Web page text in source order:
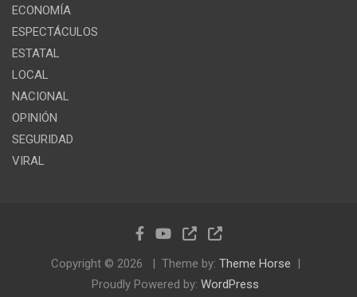
ECONOMÍA
ESPECTÁCULOS
ESTATAL
LOCAL
NACIONAL
OPINIÓN
SEGURIDAD
VIRAL
Copyright © 2026 Theme by: Theme Horse
Proudly Powered by: WordPress